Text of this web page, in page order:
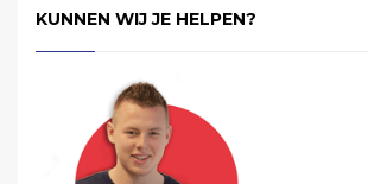
KUNNEN WIJ JE HELPEN?